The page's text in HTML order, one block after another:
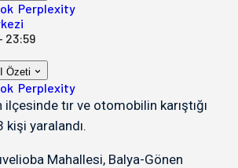
Perplexity
23:59
Özeti
Perplexity
ilçesinde tır ve otomobilin karıştığı
kişi yaralandı.
Mahallesi, Balya-Gönen